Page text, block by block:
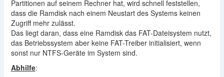
Partitionen auf seinem Rechner hat, wird schnell feststellen,
dass die Ramdisk nach einem Neustart des Systems keinen
Zugriff mehr zulässt.
Das liegt daran, dass eine Ramdisk das FAT-Dateisystem nutzt,
das Betriebssystem aber keine FAT-Treiber initialisiert, wenn
sonst nur NTFS-Geräte im System sind.
Abhilfe: